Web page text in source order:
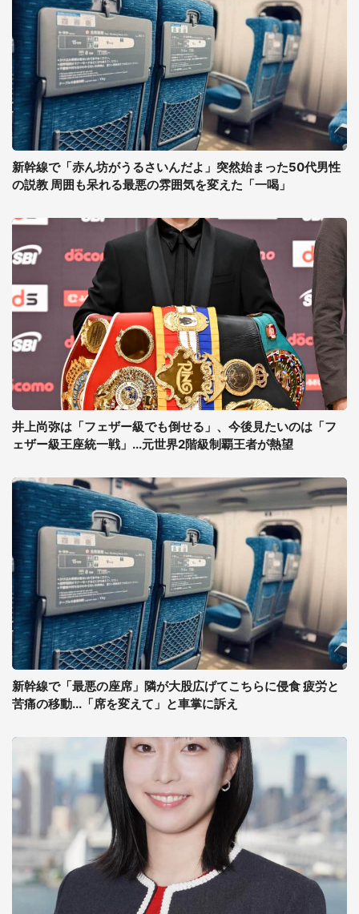
新幹線で「赤ん坊がうるさいんだよ」突然始まった50代男性
の説教 周囲も呆れる最悪の雰囲気を変えた「一喝」
井上尚弥は「フェザー級でも倒せる」、今後見たいのは「フ
ェザー級王座統一戦」...元世界2階級制覇王者が熱望
新幹線で「最悪の座席」隣が大股広げてこちらに侵食 疲労と
苦痛の移動...「席を変えて」と車掌に訴え